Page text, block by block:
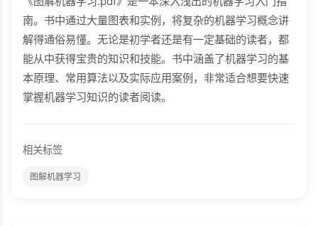
南。书中通过大量图表和实例，将复杂的机器学习概念讲
解得通俗易懂。无论是初学者还是有一定基础的读者，都
能从中获得宝贵的知识和技能。书中涵盖了机器学习的基
本原理、常用算法以及实际应用案例，非常适合想要快速
掌握机器学习知识的读者阅读。
相关标签
图解机器学习